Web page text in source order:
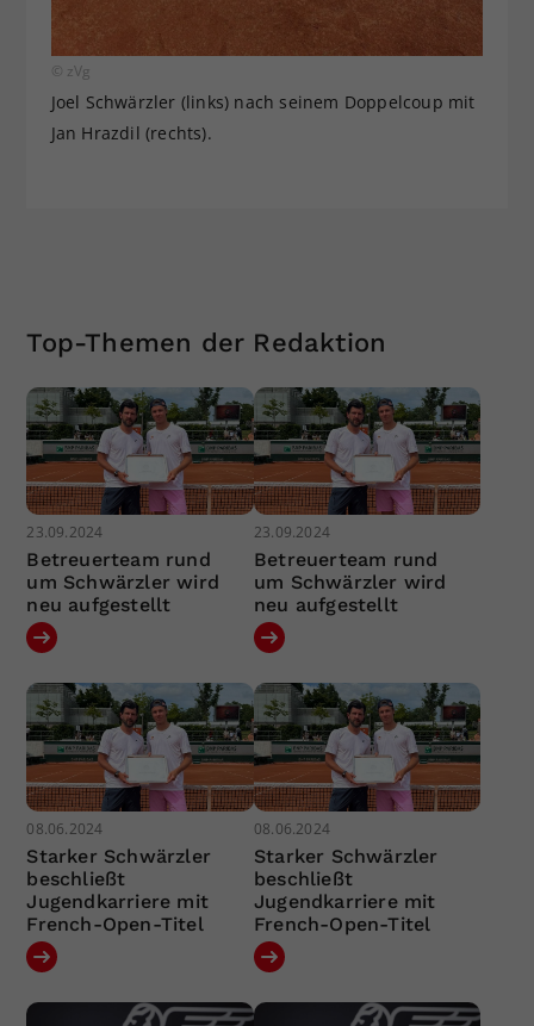
© zVg
Joel Schwärzler (links) nach seinem Doppelcoup mit
Jan Hrazdil (rechts).
Top-Themen der Redaktion
23.09.2024
Betreuerteam rund
um Schwärzler wird
neu aufgestellt
23.09.2024
Betreuerteam rund
um Schwärzler wird
neu aufgestellt
08.06.2024
Starker Schwärzler
beschließt
Jugendkarriere mit
French-Open-Titel
08.06.2024
Starker Schwärzler
beschließt
Jugendkarriere mit
French-Open-Titel